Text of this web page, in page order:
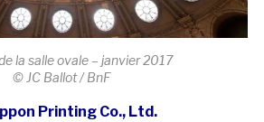
la salle ovale – janvier 2017
© JC Ballot / BnF
Printing Co., Ltd.